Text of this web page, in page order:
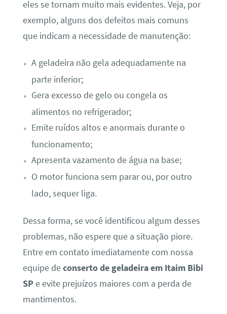
eles se tornam muito mais evidentes. Veja, por
exemplo, alguns dos defeitos mais comuns
que indicam a necessidade de manutenção:
A geladeira não gela adequadamente na
parte inferior;
Gera excesso de gelo ou congela os
alimentos no refrigerador;
Emite ruídos altos e anormais durante o
funcionamento;
Apresenta vazamento de água na base;
O motor funciona sem parar ou, por outro
lado, sequer liga.
Dessa forma, se você identificou algum desses
problemas, não espere que a situação piore.
Entre em contato imediatamente com nossa
equipe deconserto de geladeira em Itaim Bibi
SP e evite prejuízos maiores com a perda de
mantimentos.